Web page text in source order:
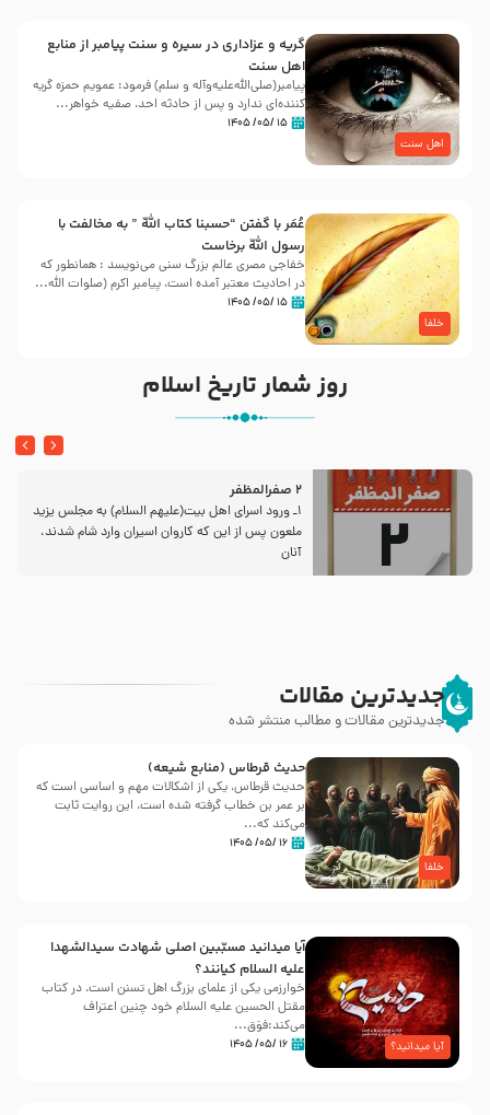
اهل سنت
گریه و عزاداری در سیره و سنت پیامبر از منابع
اهل سنت
پیامبر(صلی‌الله‌علیه‌وآله و سلم) فرمود: عمویم حمزه گریه
کننده‌ای ندارد و پس از حادثه احد، صفیه خواهر...
۱۵ /۰۵/ ۱۴۰۵
خلفا
عُمَر با گفتن “حسبنا كتاب اللّه ” به مخالفت با
رسول اللّه برخاست
خفاجی مصری عالم بزرگ سنی می‌نویسد : همانطور که
در احادیث معتبر آمده است، پیامبر اکرم (صلوات اللّه...
۱۵ /۰۵/ ۱۴۰۵
روز شمار تاریخ اسلام
2 صفرالمظفر
1ـ ورود اسراى اهل بیت‌(علیهم السلام) به مجلس یزید
ملعون پس از این كه كاروان اسیران وارد شام شدند،
آنان
جدیدترین مقالات
جدیدترین مقالات و مطالب منتشر شده
خلفا
حدیث قرطاس (منابع شیعه)
حدیث قرطاس، یکی از اشکالات مهم و اساسی است که
بر عمر بن خطاب گرفته شده است، این روایت ثابت
می‌کند که...
۱۶ /۰۵/ ۱۴۰۵
آیا میدانید؟
آیا میدانید مسبّبین اصلی شهادت سیدالشهدا
علیه ‌السلام کیانند؟
خوارزمی یکی از علمای بزرگ اهل تسنن است، در کتاب
مقتل الحسین علیه ‌السلام خود چنین اعتراف
می‌کند:فوَق...
۱۶ /۰۵/ ۱۴۰۵